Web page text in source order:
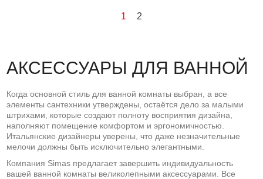
1 2
АКСЕССУАРЫ ДЛЯ ВАННОЙ
Когда основной стиль для ванной комнаты выбран, а все
элементы сантехники утверждены, остаётся дело за малыми
штрихами, которые создают полноту восприятия дизайна,
наполняют помещение комфортом и эргономичностью.
Итальянские дизайнеры уверены, что даже незначительные
мелочи должны быть исключительно элегантными.
Компания Simas предлагает завершить индивидуальность
вашей ванной комнаты великолепными аксессуарами. Все